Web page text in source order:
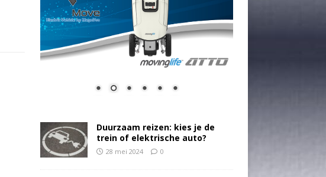
Duurzaam reizen: kies je de
trein of elektrische auto?
28 mei 2024 0